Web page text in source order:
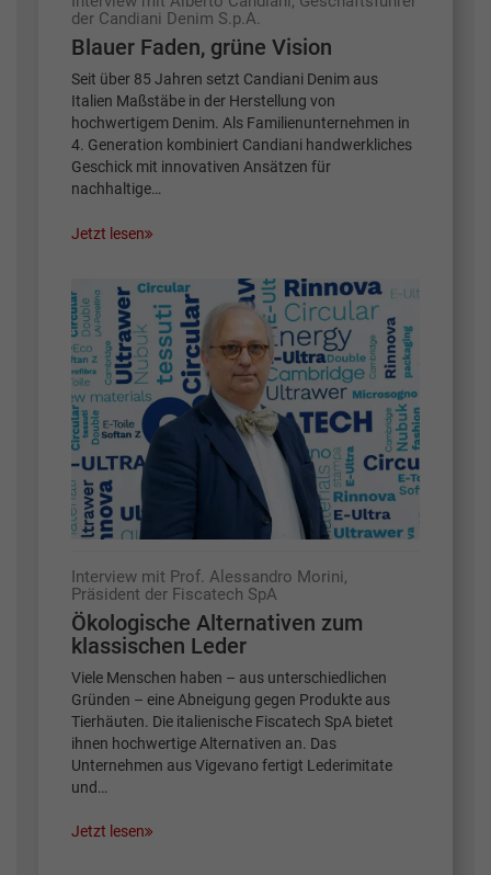
der Candiani Denim S.p.A.
Blauer Faden, grüne Vision
Seit über 85 Jahren setzt Candiani Denim aus
Italien Maßstäbe in der Herstellung von
hochwertigem Denim. Als Familienunternehmen in
4. Generation kombiniert Candiani handwerkliches
Geschick mit innovativen Ansätzen für
nachhaltige…
Jetzt lesen
Interview mit Prof. Alessandro Morini,
Präsident der Fiscatech SpA
Ökologische Alternativen zum
klassischen Leder
Viele Menschen haben – aus unterschiedlichen
Gründen – eine Abneigung gegen Produkte aus
Tierhäuten. Die italienische Fiscatech SpA bietet
ihnen hochwertige Alternativen an. Das
Unternehmen aus Vigevano fertigt Lederimitate
und…
Jetzt lesen